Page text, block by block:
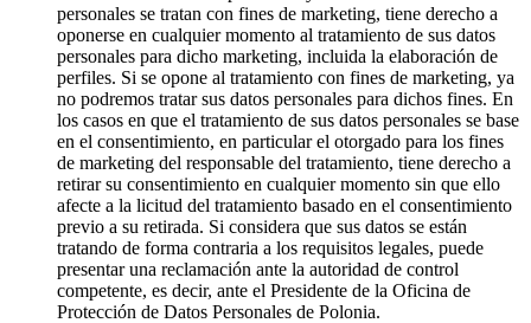
personales se tratan con fines de marketing, tiene derecho a
oponerse en cualquier momento al tratamiento de sus datos
personales para dicho marketing, incluida la elaboración de
perfiles. Si se opone al tratamiento con fines de marketing, ya
no podremos tratar sus datos personales para dichos fines. En
los casos en que el tratamiento de sus datos personales se base
en el consentimiento, en particular el otorgado para los fines
de marketing del responsable del tratamiento, tiene derecho a
retirar su consentimiento en cualquier momento sin que ello
afecte a la licitud del tratamiento basado en el consentimiento
previo a su retirada. Si considera que sus datos se están
tratando de forma contraria a los requisitos legales, puede
presentar una reclamación ante la autoridad de control
competente, es decir, ante el Presidente de la Oficina de
Protección de Datos Personales de Polonia.